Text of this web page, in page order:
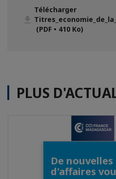
Télécharger
(PDF • 410 Ko)
PLUS
De
d'affaires